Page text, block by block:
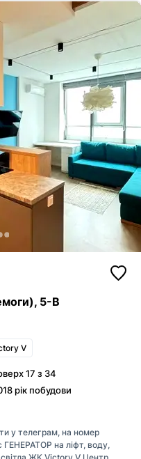
Шевченківський ,
5-В
V
17 з 34
рік побудови
у телеграм, на номер
ГЕНЕРАТОР на ліфт, воду,